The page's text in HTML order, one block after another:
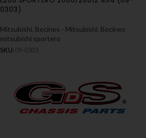
0303)
Mitsubishi Bocines - Mitsubishi Bocines
mitsubishi sportero
SKU: 09-0303